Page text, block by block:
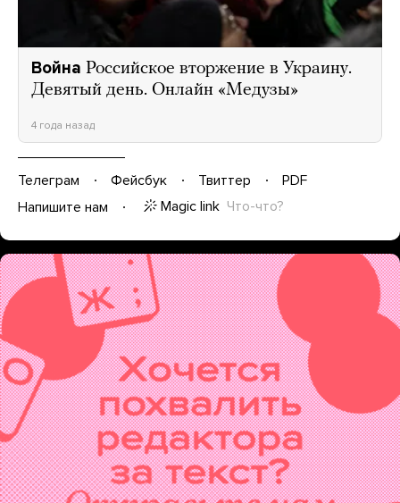
Война Российское вторжение в Украину.
Девятый день. Онлайн «Медузы»
4 года назад
Телеграм Фейсбук Твиттер
PDF
Напишите нам
Magic link Что-что?